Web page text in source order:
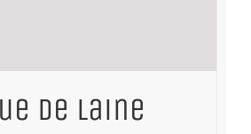
de laine